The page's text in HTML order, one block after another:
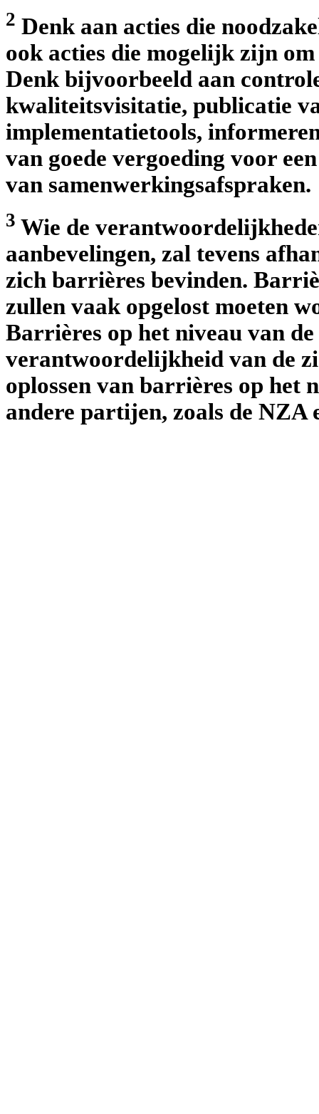
2 Denk aan acties die
ook acties die mogelijk zijn
Denk bijvoorbeeld aan
kwaliteitsvisitatie, publicatie
implementatietools,
van goede vergoeding voor
van samenwerkingsafspraken.
3 Wie de
aanbevelingen, zal tevens
zich barrières bevinden.
zullen vaak opgelost moeten
Barrières op het niveau van
verantwoordelijkheid van de
oplossen van barrières op het
andere partijen, zoals de NZA